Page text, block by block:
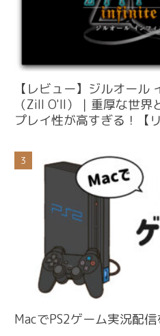
【レビュー】ジルオール
（Zill O'll）｜重厚な世
プレイ性が高すぎる！【
MacでPS2ゲーム実況配信